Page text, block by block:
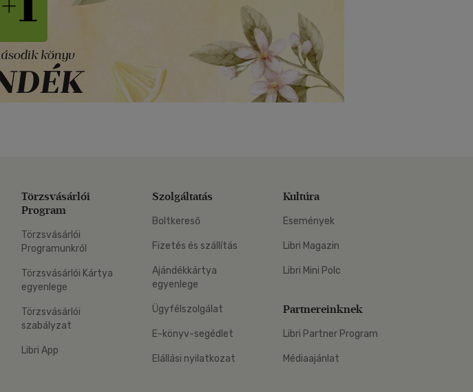
Törzsvásárlói
Program
Törzsvásárlói
Programunkról
Törzsvásárlói Kártya
egyenlege
Törzsvásárlói
szabályzat
Libri App
Szolgáltatás
Boltkereső
Fizetés és szállítás
Ajándékkártya
egyenlege
Ügyfélszolgálat
E-könyv-segédlet
Elállási nyilatkozat
Kultúra
Események
Libri Magazin
Libri Mini Polc
Partnereinknek
Libri Partner Program
Médiaajánlat